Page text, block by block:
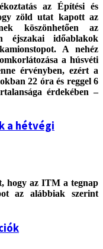
az Építési és
zöld utat kapott az
köszönhetően az
éjszakai időablakok
A nehéz
a húsvéti
érvényben, ezért a
22 óra és reggel 6
érdekében –
a hétvégi
hogy az ITM a tegnap
az alábbiak szerint